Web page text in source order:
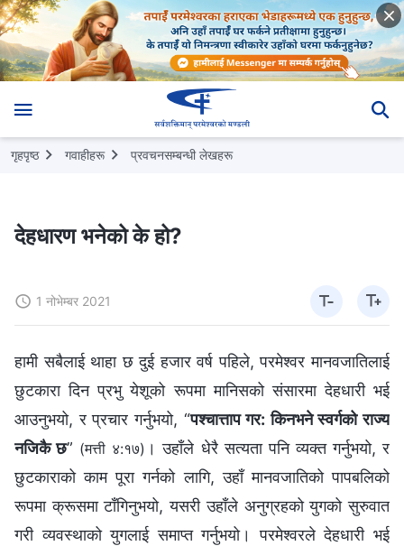
गृहपृष्ठ गवाहीहरू प्रवचनसम्‍बन्धी लेखहरू
देहधारण भनेको के हो?
1 नोभेम्बर 2021
हामी सबैलाई थाहा छ दुई हजार वर्ष पहिले, परमेश्‍वर मानवजातिलाई
छुटकारा दिन प्रभु येशूको रूपमा मानिसको संसारमा देहधारी भई
आउनुभयो, र प्रचार गर्नुभयो, “पश्‍चात्ताप गर: किनभने स्वर्गको राज्य
नजिकै छ” (मत्ती ४:१७) । उहाँले धेरै सत्यता पनि व्यक्त गर्नुभयो, र
छुटकाराको काम पूरा गर्नको लागि, उहाँ मानवजातिको पापबलिको
रूपमा क्रूसमा टाँगिनुभयो, यसरी उहाँले अनुग्रहको युगको सुरुवात
गरी व्यवस्थाको युगलाई समाप्त गर्नुभयो। परमेश्‍वरले देहधारी भई